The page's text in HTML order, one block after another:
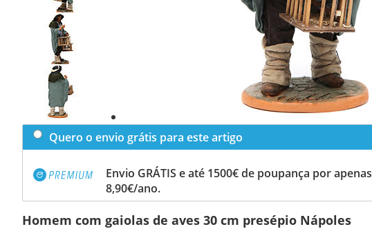
Previous
slide
Next
slide
Quero o envio grátis para este artigo
Envio GRÁTIS e até 1500€ de poupança por apenas
8,90€/ano.
Homem com gaiolas de aves 30 cm presépio Nápoles